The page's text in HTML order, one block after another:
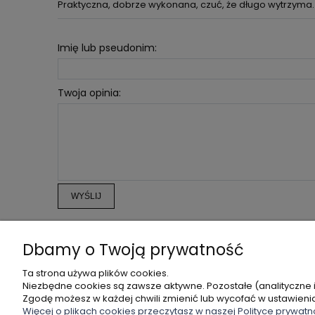
Praktyczna, dobrze wykonana, czuć, że długo
Imię lub pseudonim:
Twoja opinia:
WYŚLIJ
ZWROTY I REKLAMACJE
REGULAMIN
TWOJE ZAMÓWIENIA
USTAWIENIA KONTA
Dbamy o Twoją prywatność
Ta strona używa plików cookies.
Niezbędne cookies są zawsze aktywne. Pozostałe
Zgodę możesz w każdej chwili zmienić lub wycofać w
Więcej o plikach cookies przeczytasz w naszej Polityce